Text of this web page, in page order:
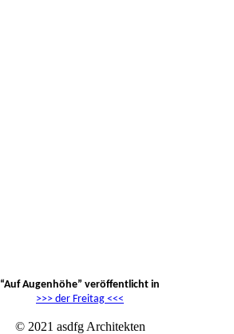
“Auf Augenhöhe” veröffentlicht in
>>> der Freitag <<<
© 2021 asdfg Architekten